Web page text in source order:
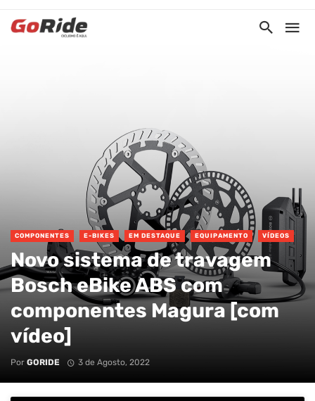
COMPONENTES E-BIKES EM DESTAQUE EQUIPAMENTO VÍDEOS
Novo sistema de travagem
Bosch eBike ABS com
componentes Magura [com
vídeo]
Por GORIDE 3 de Agosto, 2022